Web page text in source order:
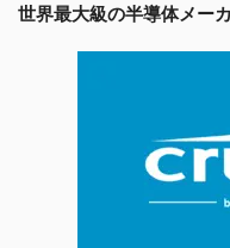
世界最大級の半導体メー